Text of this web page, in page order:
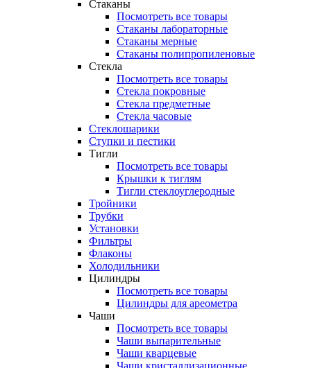
Стаканы
Посмотреть все товары
Стаканы лабораторные
Стаканы мерные
Стаканы полипропиленовые
Стекла
Посмотреть все товары
Стекла покровные
Стекла предметные
Стекла часовые
Стеклошарики
Ступки и пестики
Тигли
Посмотреть все товары
Крышки к тиглям
Тигли стеклоуглеродные
Тройники
Трубки
Установки
Фильтры
Флаконы
Холодильники
Цилиндры
Посмотреть все товары
Цилиндры для ареометра
Чаши
Посмотреть все товары
Чаши выпарительные
Чаши кварцевые
Чаши кристаллизационные